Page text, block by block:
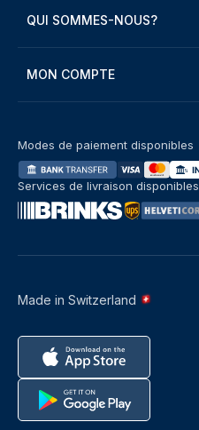
QUI SOMMES-NOUS?
MON COMPTE
Made in Switzerland
Modes de paiement disponibles
Services de livraison disponibles